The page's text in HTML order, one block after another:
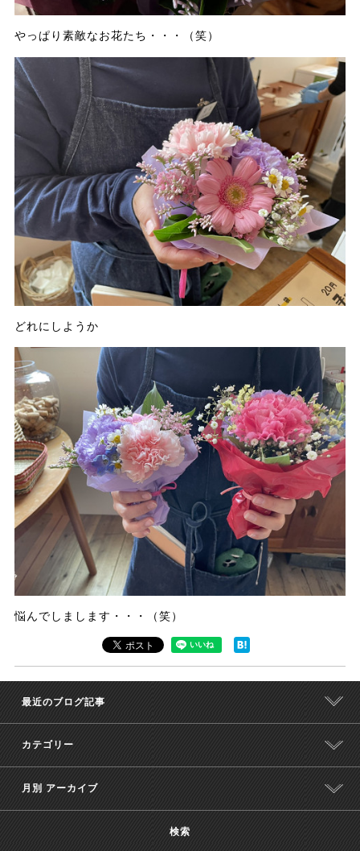
やっぱり素敵なお花たち・・・（笑）
どれにしようか
悩んでしまします・・・（笑）
最近のブログ記事
カテゴリー
月別 アーカイブ
検索